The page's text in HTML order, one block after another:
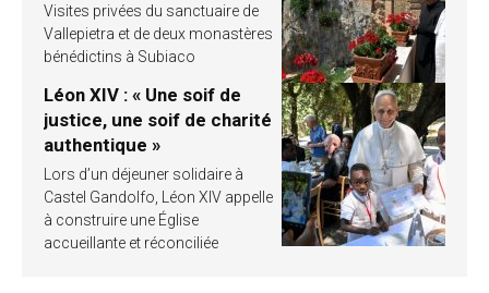
Visites privées du sanctuaire de
Vallepietra et de deux monastères
bénédictins à Subiaco
Léon XIV : « Une soif de
justice, une soif de charité
authentique »
Lors d’un déjeuner solidaire à
Castel Gandolfo, Léon XIV appelle
à construire une Église
accueillante et réconciliée